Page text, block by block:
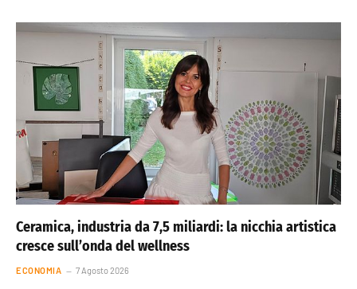
Ceramica, industria da 7,5 miliardi: la nicchia artistica
cresce sull’onda del wellness
ECONOMIA 7 Agosto 2026